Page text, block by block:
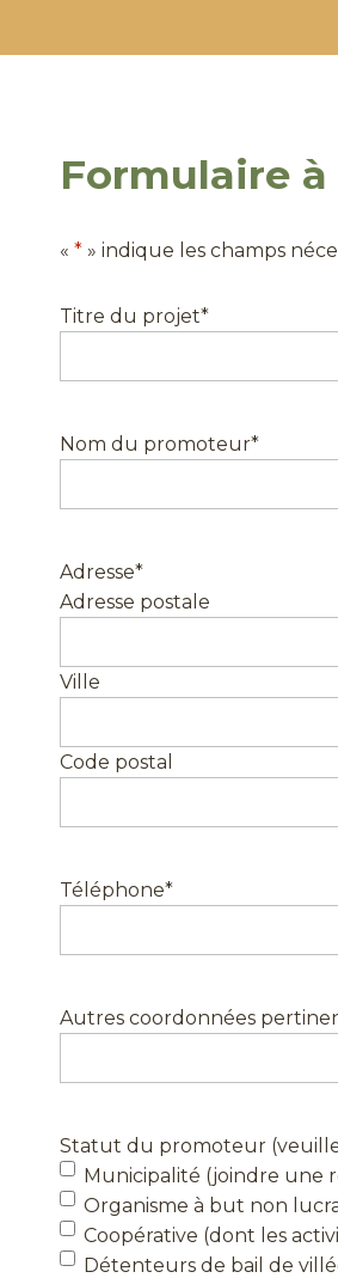
Formulaire
« * » indique les champs
Titre du projet*
Nom du promoteur*
Adresse*
Adresse postale
Ville
Code postal
Téléphone*
Autres coordonnées
Statut du promoteur
Municipalité (joindre une
Organisme à but non
Coopérative (dont les
Détenteurs de bail de